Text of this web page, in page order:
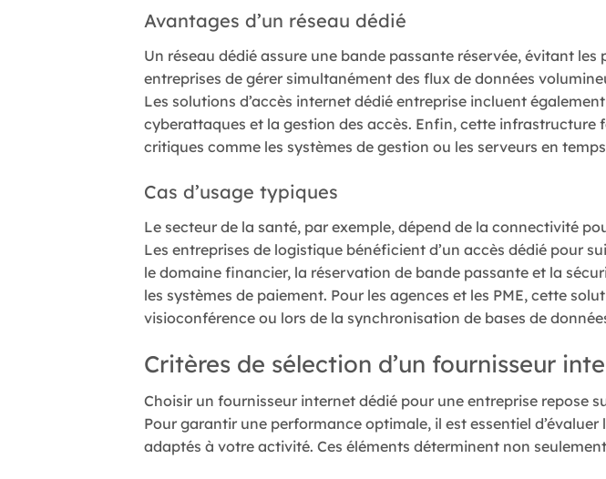
Avantages d’un réseau dédié
Un réseau dédié assure une bande passante réservée, évitant
entreprises de gérer simultanément des flux de données
Les solutions d’accès internet dédié entreprise incluent
cyberattaques et la gestion des accès. Enfin, cette
critiques comme les systèmes de gestion ou les serveurs en
Cas d’usage typiques
Le secteur de la santé, par exemple, dépend de la connectivité
Les entreprises de logistique bénéficient d’un accès dédié pour
le domaine financier, la réservation de bande passante et la
les systèmes de paiement. Pour les agences et les PME, cette
visioconférence ou lors de la synchronisation de bases de
Critères de sélection d’un fournisseur
Choisir un fournisseur internet dédié pour une entreprise repose
Pour garantir une performance optimale, il est essentiel
adaptés à votre activité. Ces éléments déterminent non